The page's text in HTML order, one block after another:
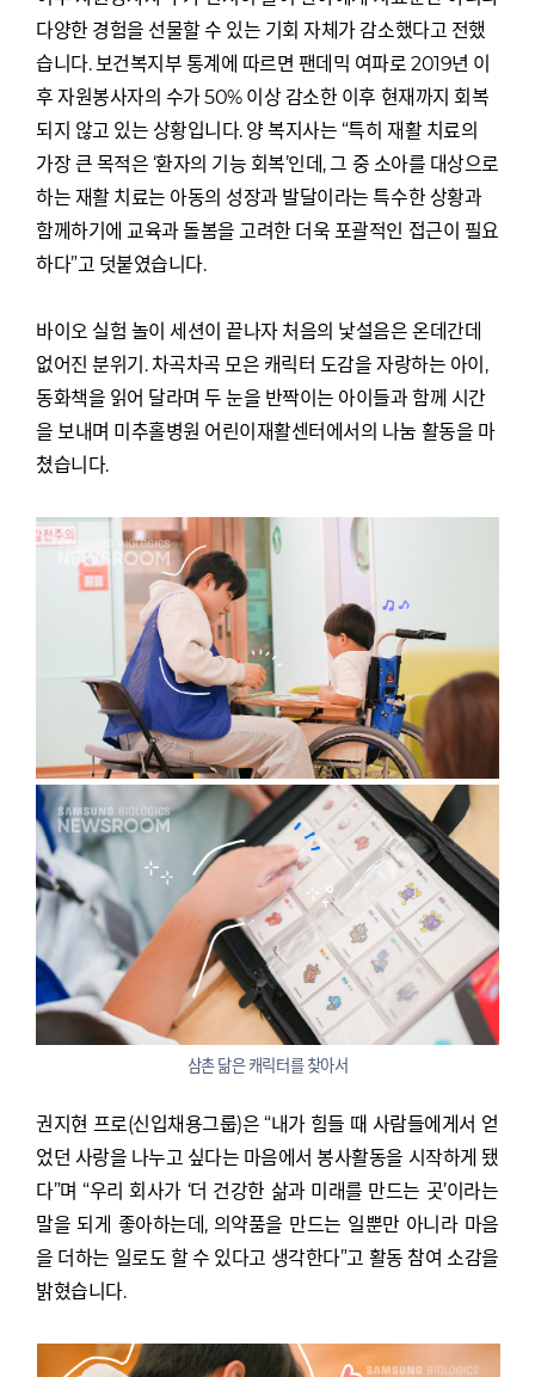
다양한 경험을 선물할 수 있는 기회 자체가 감소했다고 전했
습니다. 보건복지부 통계에 따르면 팬데믹 여파로 2019년 이
후 자원봉사자의 수가 50% 이상 감소한 이후 현재까지 회복
되지 않고 있는 상황입니다. 양 복지사는 “특히 재활 치료의
가장 큰 목적은 ‘환자의 기능 회복’인데, 그 중 소아를 대상으로
하는 재활 치료는 아동의 성장과 발달이라는 특수한 상황과
함께하기에 교육과 돌봄을 고려한 더욱 포괄적인 접근이 필요
하다”고 덧붙였습니다.
바이오 실험 놀이 세션이 끝나자 처음의 낯설음은 온데간데
없어진 분위기. 차곡차곡 모은 캐릭터 도감을 자랑하는 아이,
동화책을 읽어 달라며 두 눈을 반짝이는 아이들과 함께 시간
을 보내며 미추홀병원 어린이재활센터에서의 나눔 활동을 마
쳤습니다.
삼촌 닮은 캐릭터를 찾아서
권지현 프로(신입채용그룹)은 “내가 힘들 때 사람들에게서 얻
었던 사랑을 나누고 싶다는 마음에서 봉사활동을 시작하게 됐
다”며 “우리 회사가 ‘더 건강한 삶과 미래를 만드는 곳’이라는
말을 되게 좋아하는데, 의약품을 만드는 일뿐만 아니라 마음
을 더하는 일로도 할 수 있다고 생각한다”고 활동 참여 소감을
밝혔습니다.